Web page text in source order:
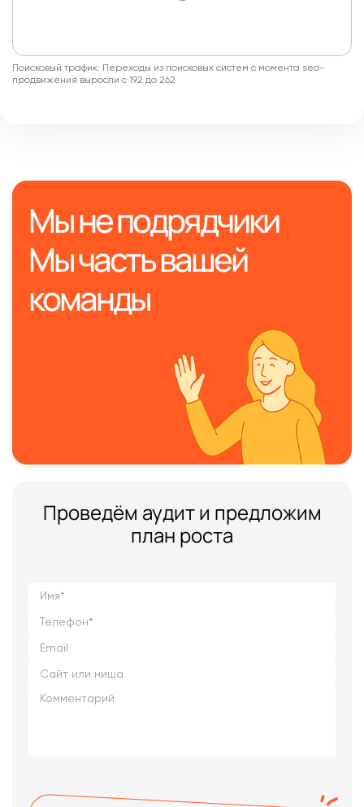
Поисковый трафик: Переходы из поисковых систем с момента seo-
продвижения выросли с 192 до 262
Мы не подрядчики
Мы часть вашей
команды
Проведём аудит и предложим
план роста